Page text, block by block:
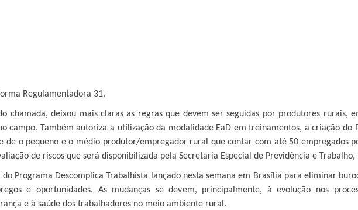
Regulamentadora 31.
chamada, deixou mais claras as regras que devem ser seguidas por produtores rurais,
campo. Também autoriza a utilização da modalidade EaD em treinamentos, a criação do
de o pequeno e o médio produtor/empregador rural que contar com até 50
de riscos que será disponibilizada pela Secretaria Especial de Previdência e Trabalho,
Programa Descomplica Trabalhista lançado nesta semana em Brasília para eliminar
e oportunidades. As mudanças se devem, principalmente, à evolução nos
e à saúde dos trabalhadores no meio ambiente rural.